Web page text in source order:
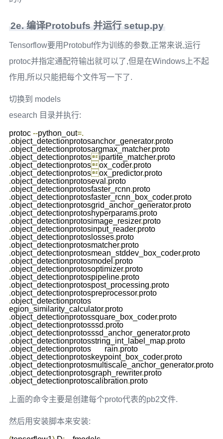
2e. 编译Protobufs 并运行 setup.py
Tensorflow要用Protobuf作为训练的参数,正常来说,运行
protoc并指定通配符输出就可以了,但是在Windows上不起
作用,所以只能把每个文件写一下了.
切换到 models
esearch 目录并执行:
protoc --python_out=.
.object_detectionprotosanchor_generator.
proto
.object_detectionprotosargmax_matcher.
proto
.object_detectionprotosipartite_matcher.
proto
.object_detectionprotosox_coder.
proto
.object_detectionprotosox_predictor.
proto
.object_detectionprotoseval .
proto
.object_detectionprotosfaster_rcnn.
proto
.object_detectionprotosfaster_rcnn_box_coder.
proto
.object_detectionprotosgrid_anchor_generator.
proto
.object_detectionprotoshyperparams.
proto
.object_detectionprotosimage_resizer.
proto
.object_detectionprotosinput_reader.
proto
.object_detectionprotoslosses.
proto
.object_detectionprotosmatcher.
proto
.object_detectionprotosmean_stddev_box_coder.
proto
.object_detectionprotosmodel .
proto
.object_detectionprotosoptimizer.
proto
.object_detectionprotospipeline.
proto
.object_detectionprotospost_processing.
proto
.object_detectionprotospreprocessor.
proto
.object_detectionprotos
egion_similarity_calculator.
proto
.object_detectionprotossquare_box_coder.
proto
.object_detectionprotosssd.
proto
.object_detectionprotosssd_anchor_generator.
proto
.object_detectionprotosstring_int_label_map.
proto
.
object_detectionprotos	rain.
proto
.object_detectionprotoskeypoint_box_coder.
proto
.object_detectionprotosmultiscale_anchor_generator.
proto
.object_detectionprotosgraph_rewriter.
proto
.object_detectionprotoscalibration. proto
上面的命令主要是创建每个proto代表的pb2文件.
然后用安装脚本来安装: